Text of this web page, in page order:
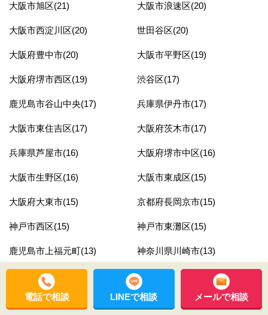
大阪市旭区(21) 大阪市浪速区(20)
大阪市西淀川区(20) 世田谷区(20)
大阪府豊中市(20) 大阪市平野区(19)
大阪府堺市西区(19) 渋谷区(17)
鹿児島市谷山中央(17) 兵庫県伊丹市(17)
大阪市東住吉区(17) 大阪府茨木市(17)
兵庫県芦屋市(16) 大阪府堺市中区(16)
大阪市生野区(16) 大阪市東成区(15)
大阪府大東市(15) 京都府長岡京市(15)
神戸市西区(15) 神戸市東灘区(15)
鹿児島市上福元町(13) 神奈川県川崎市(13)
奈良県奈良市(13) 大阪市鶴見区(13)
京都市南区(12) 大阪市此花区(12)
電話で相談 LINEで相談 メールで相談